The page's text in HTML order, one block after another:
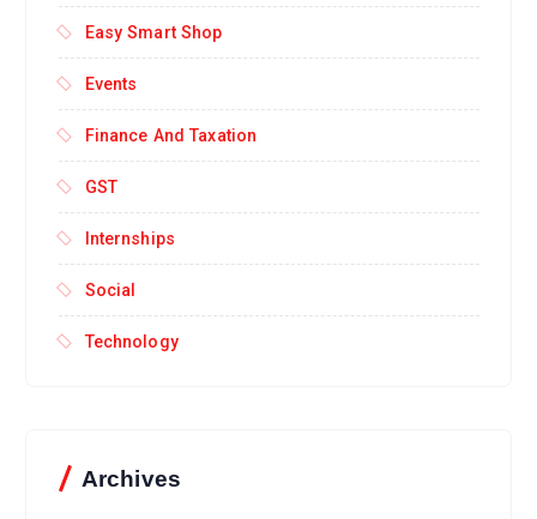
Easy Smart Shop
Events
Finance And Taxation
GST
Internships
Social
Technology
Archives